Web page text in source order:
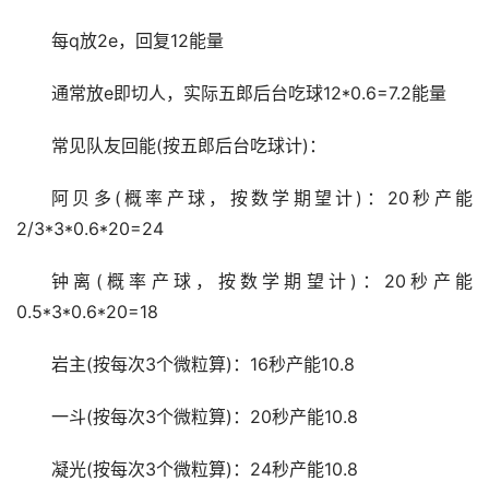
每q放2e，回复12能量
通常放e即切人，实际五郎后台吃球12*0.6=7.2能量
常见队友回能(按五郎后台吃球计)：
阿贝多(概率产球，按数学期望计)：20秒产能
2/3*3*0.6*20=24
钟离(概率产球，按数学期望计)：20秒产能
0.5*3*0.6*20=18
岩主(按每次3个微粒算)：16秒产能10.8
一斗(按每次3个微粒算)：20秒产能10.8
凝光(按每次3个微粒算)：24秒产能10.8